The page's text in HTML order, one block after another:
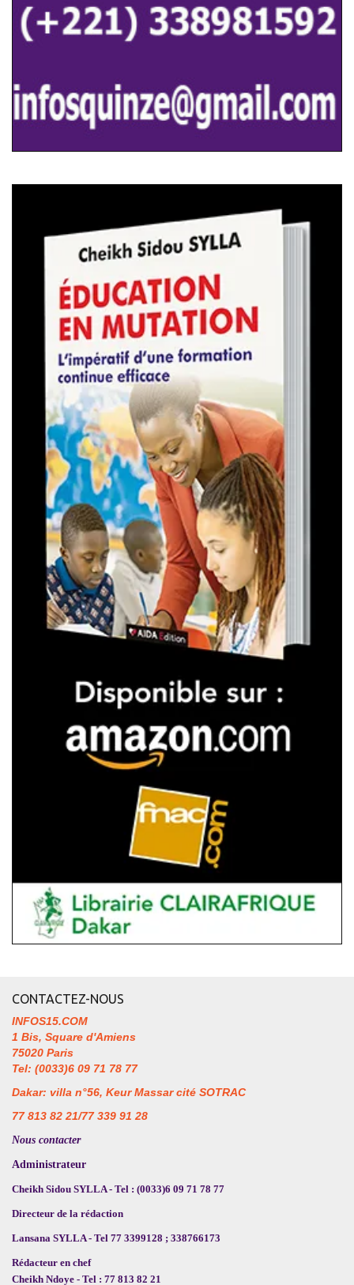
CONTACTEZ-NOUS
INFOS15.COM
1 Bis, Square d'Amiens
75020 Paris
Tel: (0033)6 09 71 78 77
Dakar: villa n°56, Keur Massar cité SOTRAC
77 813 82 21/77 339 91 28
Nous contacter
Administrateur
Cheikh Sidou SYLLA - Tel : (0033)6 09 71 78 77
Directeur de la rédaction
Lansana SYLLA - Tel 77 3399128 ; 338766173
Rédacteur en chef
Cheikh Ndoye - Tel : 77 813 82 21